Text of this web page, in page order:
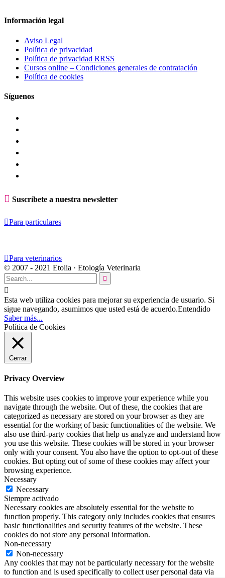
Información legal
Aviso Legal
Política de privacidad
Política de privacidad RRSS
Cursos online – Condiciones generales de contratación
Política de cookies
Síguenos
 Suscríbete a nuestra newsletter
Para particulares
Para veterinarios
© 2007 - 2021 Etolia · Etología Veterinaria


Esta web utiliza cookies para mejorar su experiencia de usuario. Si
sigue navegando, asumimos que usted está de acuerdo.Entendido
Saber más...
Política de Cookies
Cerrar
Privacy Overview
This website uses cookies to improve your experience while you
navigate through the website. Out of these, the cookies that are
categorized as necessary are stored on your browser as they are
essential for the working of basic functionalities of the website. We
also use third-party cookies that help us analyze and understand how
you use this website. These cookies will be stored in your browser
only with your consent. You also have the option to opt-out of these
cookies. But opting out of some of these cookies may affect your
browsing experience.
Necessary
Necessary
Siempre activado
Necessary cookies are absolutely essential for the website to
function properly. This category only includes cookies that ensures
basic functionalities and security features of the website. These
cookies do not store any personal information.
Non-necessary
Non-necessary
Any cookies that may not be particularly necessary for the website
to function and is used specifically to collect user personal data via